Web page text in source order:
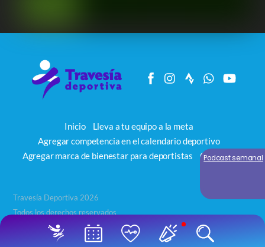
Inicio
Lleva a tu equipo a la meta
Agregar competencia en el calendario deportivo
Agregar marca de bienestar para deportistas
Contacto
Travesía Deportiva 2026
Todos los derechos reservados
Podcast semanal